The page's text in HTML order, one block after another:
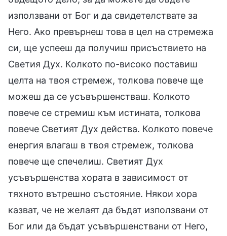
използвани от Бог и да свидетелствате за
Него. Ако превърнеш това в цел на стремежа
си, ще успееш да получиш присъствието на
Светия Дух. Колкото по-високо поставиш
целта на твоя стремеж, толкова повече ще
можеш да се усъвършенстваш. Колкото
повече се стремиш към истината, толкова
повече Светият Дух действа. Колкото повече
енергия влагаш в твоя стремеж, толкова
повече ще спечелиш. Светият Дух
усъвършенства хората в зависимост от
тяхното вътрешно състояние. Някои хора
казват, че не желаят да бъдат използвани от
Бог или да бъдат усъвършенствани от Него,